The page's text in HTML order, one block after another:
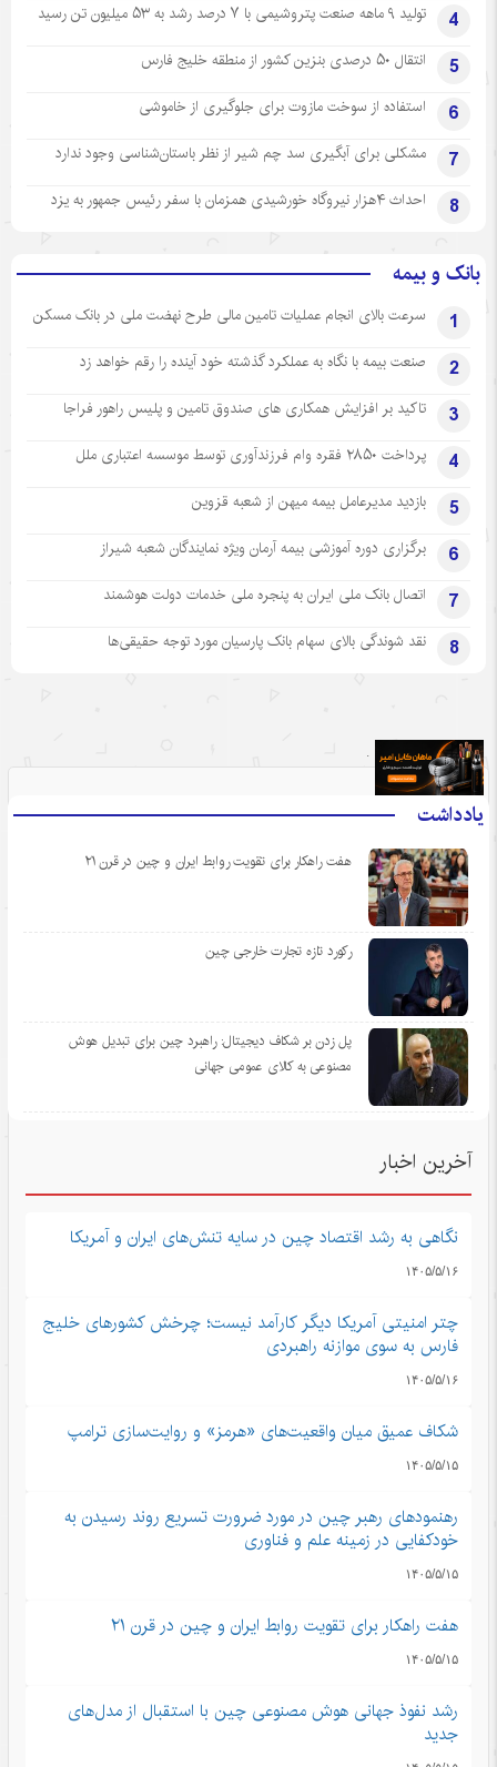
4 تولید ۹ ماهه صنعت پتروشیمی با ۷ درصد رشد به ۵۳ میلیون تن رسید
5 انتقال ۵۰ درصدی بنزین کشور از منطقه خلیج فارس
6 استفاده از سوخت مازوت برای جلوگیری از خاموشی
7 مشکلی برای آبگیری سد چم شیر از نظر باستان‌شناسی وجود ندارد
8 احداث ۴هزار نیروگاه خورشیدی همزمان با سفر رئیس جمهور به یزد
بانک و بیمه
1 سرعت بالای انجام عملیات تامین مالی طرح نهضت ملی در بانک مسکن
2 صنعت بیمه با نگاه به عملکرد گذشته خود آینده را رقم خواهد زد
3 تاکید بر افزایش همکاری های صندوق تامین و پلیس راهور فراجا
4 پرداخت ۲۸۵۰ فقره وام فرزندآوری توسط موسسه اعتباری ملل
5 بازدید مدیرعامل بیمه میهن از شعبه قزوین
6 برگزاری دوره آموزشی بیمه آرمان ویژه نمایندگان شعبه شیراز
7 اتصال بانک ملی ایران به پنجره ملی خدمات دولت هوشمند
8 نقد شوندگی بالای سهام بانک پارسیان مورد توجه حقیقی‌ها
یادداشت
هفت راهکار برای تقویت روابط ایران و چین در قرن ۲۱
رکورد تازه تجارت خارجی چین
پل زدن بر شکاف دیجیتال: راهبرد چین برای تبدیل هوش
مصنوعی به کالای عمومی جهانی
.
آخرین اخبار
نگاهی به رشد اقتصاد چین در سایه تنش‌های ایران و آمریکا
۱۴۰۵/۵/۱۶
چتر امنیتی آمریکا دیگر کارآمد نیست؛ چرخش کشورهای خلیج
فارس به سوی موازنه راهبردی
۱۴۰۵/۵/۱۶
شکاف عمیق میان واقعیت‌های «هرمز» و روایت‌سازی ترامپ
۱۴۰۵/۵/۱۵
رهنمودهای رهبر چین در مورد ضرورت تسریع روند رسیدن به
خودکفایی در زمینه علم و فناوری
۱۴۰۵/۵/۱۵
هفت راهکار برای تقویت روابط ایران و چین در قرن ۲۱
۱۴۰۵/۵/۱۵
رشد نفوذ جهانی هوش مصنوعی چین با استقبال از مدل‌های
جدید